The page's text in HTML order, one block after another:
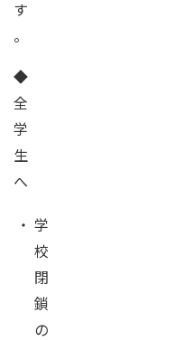
す
。
◆
全
学
生
へ
・ 学
校
閉
鎖
の